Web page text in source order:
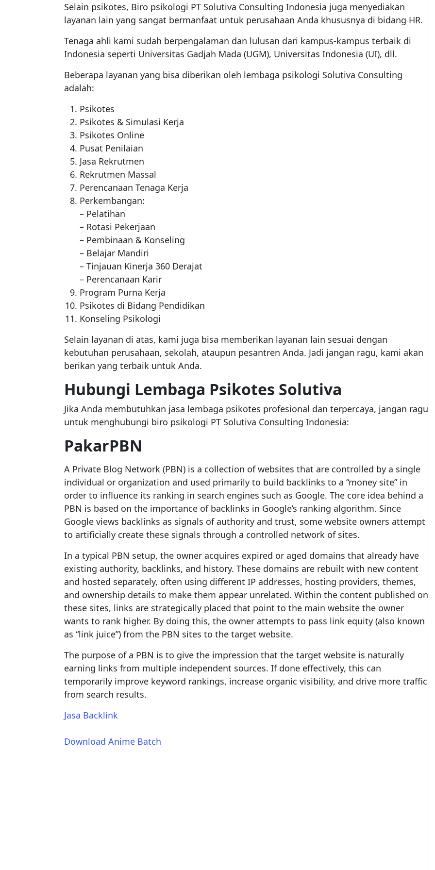
Selain psikotes, Biro psikologi PT Solutiva Consulting Indonesia juga menyediakan
layanan lain yang sangat bermanfaat untuk perusahaan Anda khususnya di bidang HR.
Tenaga ahli kami sudah berpengalaman dan lulusan dari kampus-kampus terbaik di
Indonesia seperti Universitas Gadjah Mada (UGM), Universitas Indonesia (UI), dll.
Beberapa layanan yang bisa diberikan oleh lembaga psikologi Solutiva Consulting
adalah:
Psikotes
Psikotes & Simulasi Kerja
Psikotes Online
Pusat Penilaian
Jasa Rekrutmen
Rekrutmen Massal
Perencanaan Tenaga Kerja
Perkembangan:
– Pelatihan
– Rotasi Pekerjaan
– Pembinaan & Konseling
– Belajar Mandiri
– Tinjauan Kinerja 360 Derajat
– Perencanaan Karir
Program Purna Kerja
Psikotes di Bidang Pendidikan
Konseling Psikologi
Selain layanan di atas, kami juga bisa memberikan layanan lain sesuai dengan
kebutuhan perusahaan, sekolah, ataupun pesantren Anda. Jadi jangan ragu, kami akan
berikan yang terbaik untuk Anda.
Hubungi Lembaga Psikotes Solutiva
Jika Anda membutuhkan jasa lembaga psikotes profesional dan terpercaya, jangan ragu
untuk menghubungi biro psikologi PT Solutiva Consulting Indonesia:
PakarPBN
A Private Blog Network (PBN) is a collection of websites that are controlled by a single
individual or organization and used primarily to build backlinks to a “money site” in
order to influence its ranking in search engines such as Google. The core idea behind a
PBN is based on the importance of backlinks in Google’s ranking algorithm. Since
Google views backlinks as signals of authority and trust, some website owners attempt
to artificially create these signals through a controlled network of sites.
In a typical PBN setup, the owner acquires expired or aged domains that already have
existing authority, backlinks, and history. These domains are rebuilt with new content
and hosted separately, often using different IP addresses, hosting providers, themes,
and ownership details to make them appear unrelated. Within the content published on
these sites, links are strategically placed that point to the main website the owner
wants to rank higher. By doing this, the owner attempts to pass link equity (also known
as “link juice”) from the PBN sites to the target website.
The purpose of a PBN is to give the impression that the target website is naturally
earning links from multiple independent sources. If done effectively, this can
temporarily improve keyword rankings, increase organic visibility, and drive more traffic
from search results.
Jasa Backlink
Download Anime Batch